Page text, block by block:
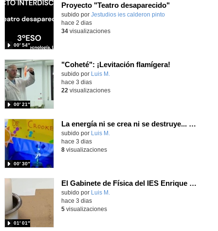
Proyecto "Teatro desaparecido"
Contenido educativo.
subido por Jestudios ies calderon pinto
00′ 54″
-
hace 2 dias
34visualizaciones
"Coheté": ¡Levitación flamígera!
Contenido educativo.
subido por Luis M.
00′ 21″
hace 3 dias
22 visualizaciones
La energía ni se crea ni se destruye... ¡se experimenta! El Tierno en la Feria Madrid es Ciencia 2026
Contenido educativo.
subido por Luis M.
00′ 30″
hace 3 dias
8visualizaciones
El Gabinete de Física del IES Enrique Tierno Galván de Parla (Curso 25-26)
Contenido educativo.
subido por Luis M.
01′ 01″
hace 3 dias
5visualizaciones